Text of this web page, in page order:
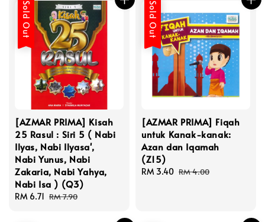
Sold Out
[AZMAR PRIMA] Kisah
25 Rasul : Siri 5 ( Nabi
Ilyas, Nabi Ilyasa',
Nabi Yunus, Nabi
Zakaria, Nabi Yahya,
Nabi Isa ) (Q3)
Sale
RM 6.71 Regular
RM 7.90
Sold Out
[AZMAR PRIMA] Fiqah
untuk Kanak-kanak:
Azan dan Iqamah
(Z15)
Sale
RM 3.40 Regular
RM 4.00